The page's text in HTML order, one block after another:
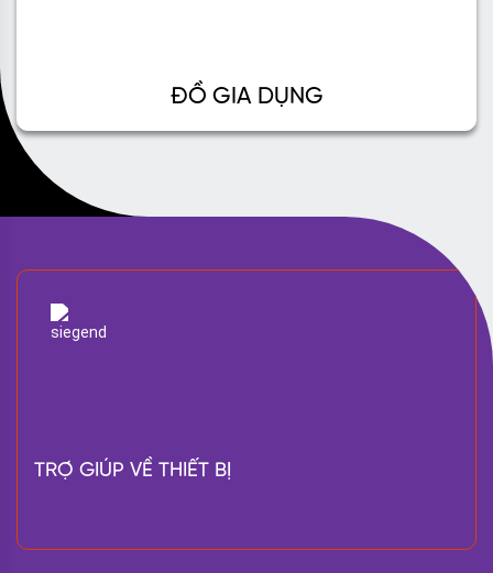
ĐỒ GIA DỤNG
TRỢ GIÚP VỀ THIẾT BỊ